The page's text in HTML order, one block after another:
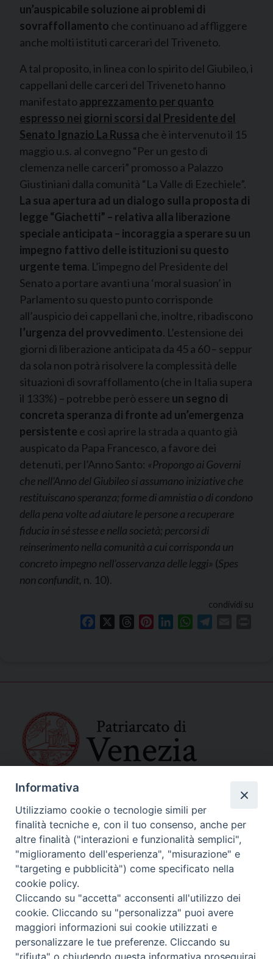
un’auspicabile soluzione ai problemi di
sovraffollamento che continuano ad affliggere
anche molti istituti carcerari del Triveneto.
A tal proposito, in linea con lo spirito del Giubileo, i
cappellani delle carceri del Triveneto hanno
manifestato apprezzamento per quanto
espresso nei giorni scorsi dal Presidente del
Senato Ignazio La Russa che è intervenuto il 15
maggio u.s. al convegno “Per un gesto di
clemenza nelle carceri” promosso a Palazzo
Giustiniani dalla comunità “La Valle di Ezechiele”.
La sua apertura ad un dialogo sulla proposta di
legge “Giachetti” – relativa alla liberazione
speciale anticipata – incoraggia a sperare su un
impegno fattivo delle istituzioni su questo
urgente tema. L’impegno del Presidente del
Senato a portare avanti una ‘moral suasion’ in
Parlamento su questo punto corrisponde
all’auspicio dei cappellani che, inoltre, ribadiscono
l’urgenza del provvedimento. L’estensione dei
giorni di liberazione anticipata da 45 a 60 – seppur
da sola non potrà risolvere la complessità delle
situazioni di sovraffollamento (che in Italia supera
il 133%) – potrebbe però essere un segno di
concreta speranza di fronte ad un’emergenza
persistente e così aprire la strada a quanto già
auspicato da Papa Francesco, a favore dei
detenuti, per l’Anno Santo: «Propongo ai Governi
che nell’Anno del Giubileo si assumano iniziative che
restituiscano speranza; forme di amnistia o di condono
della pena volte ad aiutare le persone a recuperare
fiducia in sé stesse e nella società; percorsi di
reinserimento nella comunità a cui corrisponda un
concreto impegno nell’osservanza delle leggi» (Spes
non confundit, n. 10).
condividi su
Facebook ThreadsPinterestLinkedInWhatsApp
SEDE PRINCIPALE
Palazzo Patriarcale
San Marco, 320/A – 30124 Venezia
Tel. 041-2702411
e-mail curia@patriarcatovenezia.it
Indirizzo PEC: patriarcatovenezia@pec.chiesacattolica.it
Policy Privacy
Copyright©2024 Patriarcato di Venezia
Informativa
Utilizziamo cookie o tecnologie simili per
finalità tecniche e, con il tuo consenso, anche per
altre finalità ("interazioni e funzionalità semplici",
"miglioramento dell'esperienza", "misurazione" e
"targeting e pubblicità") come specificato nella
cookie policy.
Cliccando su "accetta" acconsenti all'utilizzo dei
cookie. Cliccando su "personalizza" puoi avere
maggiori informazioni sui cookie utilizzati e
personalizzare le tue preferenze. Cliccando su